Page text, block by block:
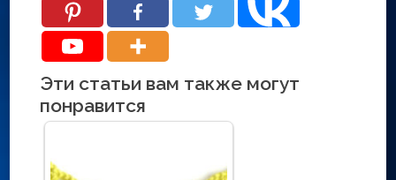
Эти статьи вам также могут
понравится